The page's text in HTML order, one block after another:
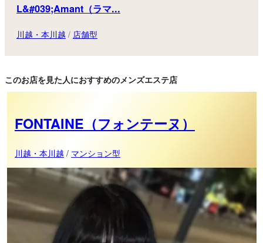
L&#039;Amant（ラマ...
川越・本川越 / 店舗型
このお店を見た人におすすめのメンズエステ店
FONTAINE（フォンテーヌ）
川越・本川越 / マンション型